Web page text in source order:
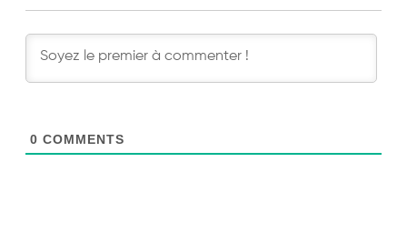
0 COMMENTS